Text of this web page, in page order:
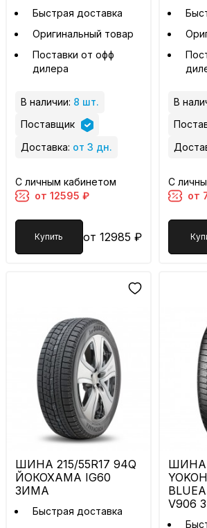
Быстрая доставка
Оригинальный товар
Поставки от офф
дилера
В наличии: 8 шт.
Поставщик
Доставка: от 3 дн.
С личным кабинетом
от 12595 ₽
Купить от 12985 ₽
В
С
от
ШИНА 215/55R17 94Q
ЙОКОХАМА IG60
ЗИМА
Быстрая доставка
ШИНА
V906